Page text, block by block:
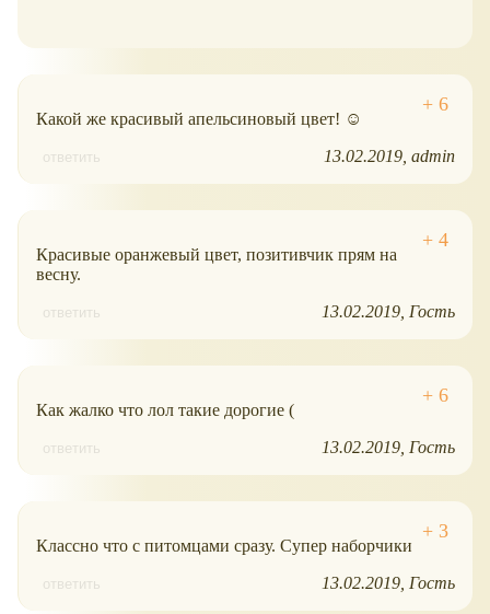
Какой же красивый апельсиновый цвет! ☺
ответить 13.02.2019 admin
Красивые оранжевый цвет, позитивчик прям на
весну.
ответить 13.02.2019 Гость
Как жалко что лол такие дорогие (
ответить 13.02.2019 Гость
Классно что с питомцами сразу. Супер наборчики
ответить 13.02.2019 Гость